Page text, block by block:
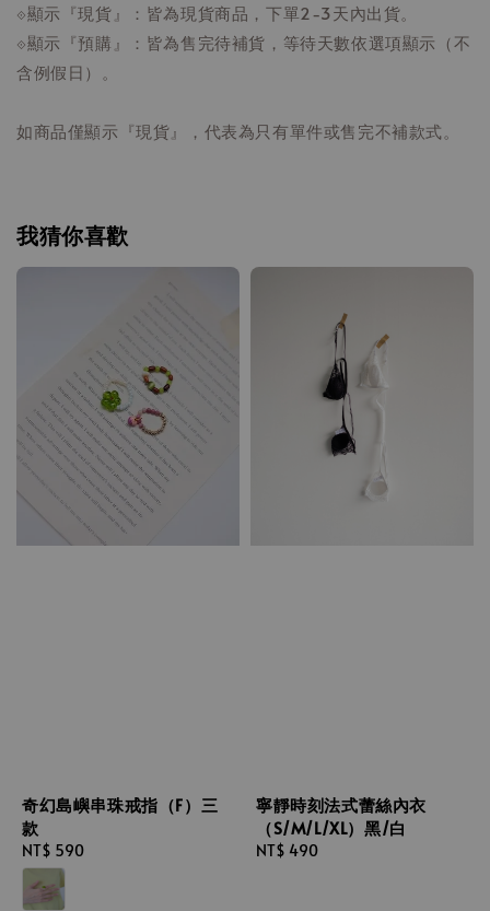
⟐顯示『現貨』：皆為現貨商品，下單2-3天內出貨。
⟐顯示『預購』：皆為售完待補貨，等待天數依選項顯示（不
含例假日）。
如商品僅顯示『現貨』，代表為只有單件或售完不補款式。
我猜你喜歡
奇幻島嶼串珠戒指（F）三
款
Regular
price
NT$ 590
寧靜時刻法式蕾絲內衣
（S/M/L/XL）黑/白
Regular
NT$ 490